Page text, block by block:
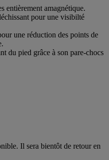
entièrement amagnétique.
pour une visibilté
une réduction des points de
du pied grâce à son pare-chocs
Il sera bientôt de retour en